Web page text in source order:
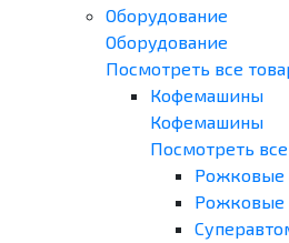
Оборудование
Оборудование
Посмотреть все
Кофемашины
Кофемашины
Посмотреть
Рожковые
Рожковые